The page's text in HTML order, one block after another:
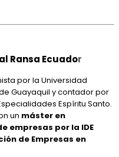
Ransa Ecuador
por la Universidad
Guayaquil y contador por
Espíritu Santo.
un máster en
empresas por la IDE
de Empresas en